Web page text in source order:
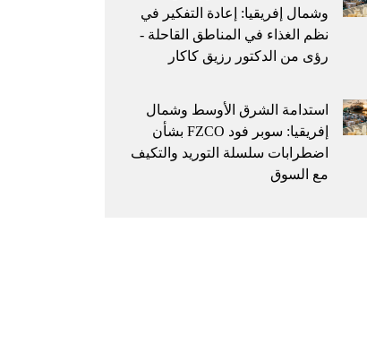
وشمال إفريقيا: إعادة التفكير في
نظم الغذاء في المناطق القاحلة -
رؤى من الدكتور رزيق كاكار
استدامة الشرق الأوسط وشمال
إفريقيا: سوبر فود FZCO بشأن
اضطرابات سلسلة التوريد والتكيف
مع السوق